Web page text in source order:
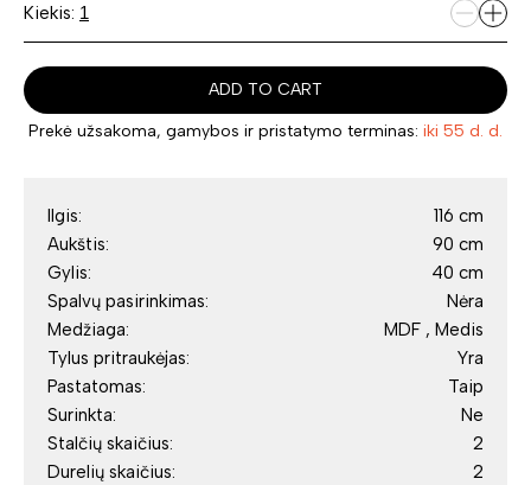
Kiekis:
ADD TO CART
Prekė užsakoma, gamybos ir pristatymo terminas: iki 55 d. d.
Ilgis:
116 cm
Aukštis:
90 cm
Gylis:
40 cm
Spalvų pasirinkimas:
Nėra
Medžiaga:
MDF , Medis
Tylus pritraukėjas:
Yra
Pastatomas:
Taip
Surinkta:
Ne
Stalčių skaičius:
2
Durelių skaičius:
2